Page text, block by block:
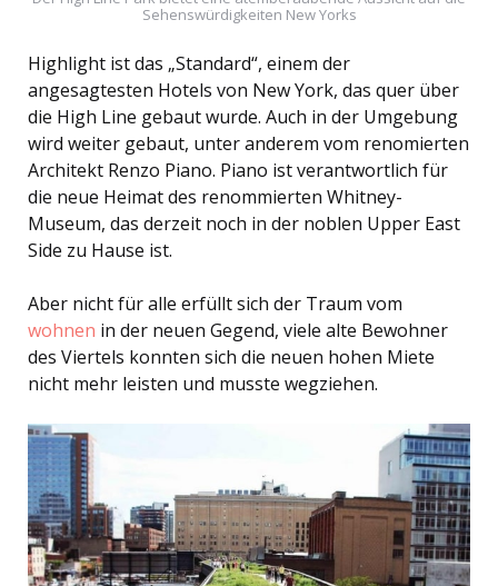
Sehenswürdigkeiten New Yorks
Highlight ist das „Standard“, einem der
angesagtesten Hotels von New York, das quer über
die High Line gebaut wurde. Auch in der Umgebung
wird weiter gebaut, unter anderem vom renomierten
Architekt Renzo Piano. Piano ist verantwortlich für
die neue Heimat des renommierten Whitney-
Museum, das derzeit noch in der noblen Upper East
Side zu Hause ist.
Aber nicht für alle erfüllt sich der Traum vom
wohnen in der neuen Gegend, viele alte Bewohner
des Viertels konnten sich die neuen hohen Miete
nicht mehr leisten und musste wegziehen.